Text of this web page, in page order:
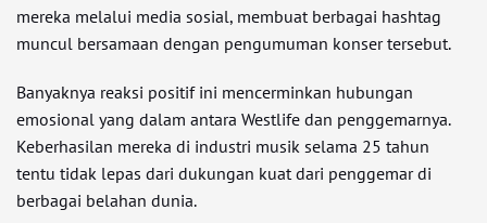
mereka melalui media sosial, membuat berbagai hashtag
muncul bersamaan dengan pengumuman konser tersebut.
Banyaknya reaksi positif ini mencerminkan hubungan
emosional yang dalam antara Westlife dan penggemarnya.
Keberhasilan mereka di industri musik selama 25 tahun
tentu tidak lepas dari dukungan kuat dari penggemar di
berbagai belahan dunia.